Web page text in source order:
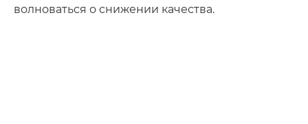
волноваться о снижении качества.